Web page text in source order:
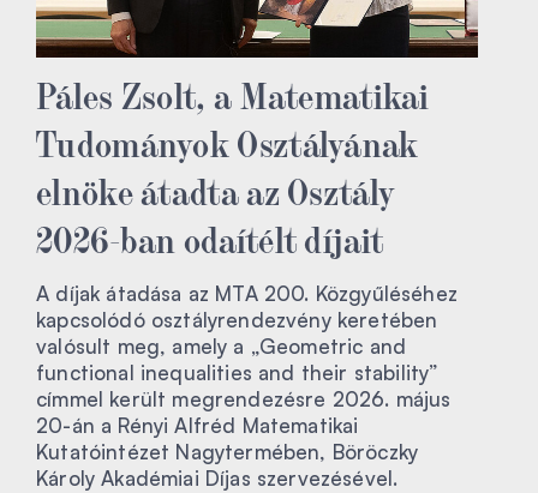
Páles Zsolt, a Matematikai
Tudományok Osztályának
elnöke átadta az Osztály
2026-ban odaítélt díjait
A díjak átadása az MTA 200. Közgyűléséhez
kapcsolódó osztályrendezvény keretében
valósult meg, amely a „Geometric and
functional inequalities and their stability”
címmel került megrendezésre 2026. május
20-án a Rényi Alfréd Matematikai
Kutatóintézet Nagytermében, Böröczky
Károly Akadémiai Díjas szervezésével.